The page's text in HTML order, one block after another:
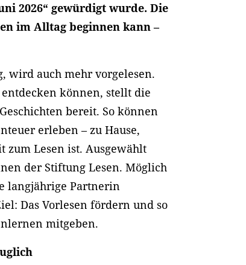
2026“ gewürdigt wurde. Die
im Alltag beginnen kann –
wird auch mehr vorgelesen.
können, stellt die
bereit. So können
erleben – zu Hause,
zum Lesen ist. Ausgewählt
der Stiftung Lesen. Möglich
langjährige Partnerin
Das Vorlesen fördern und so
mitgeben.